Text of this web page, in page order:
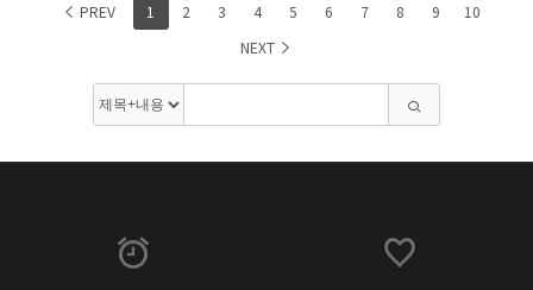
PREV 1 2 3 4 5 6 7 8 9
10
NEXT